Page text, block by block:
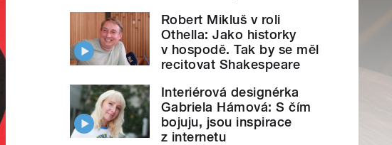
Robert Mikluš v roli
Othella: Jako historky
v hospodě. Tak by se měl
recitovat Shakespeare
Interiérová designérka
Gabriela Hámová: S čím
bojuju, jsou inspirace
z internetu